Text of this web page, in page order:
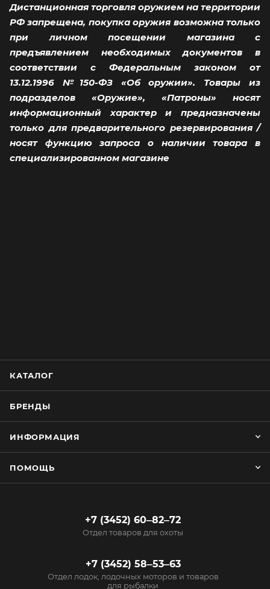
Дистанционная торговля оружием на территории
РФ запрещена, покупка оружия возможна только
при личном посещении магазина с
предъявлением необходимых документов в
соответствии с Федеральным законом от
13.12.1996 №150-ФЗ «Об оружии». Товары из
подразделов «Оружие», «Патроны» носят
информационный характер и предназначены
только для предварительного резервирования /
носят функцию запроса о наличии товара в
специализированном магазине
КАТАЛОГ
БРЕНДЫ
ИНФОРМАЦИЯ
ПОМОЩЬ
+7 (3452) 60‒82‒72
Отдел товаров для охоты
+7 (3452) 58‒53‒63
Отдел лодок, лодочных моторов и товаров
для рыбалки